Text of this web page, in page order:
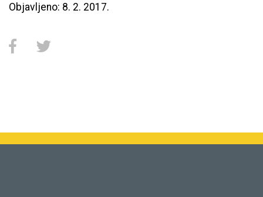
Objavljeno: 8. 2. 2017.